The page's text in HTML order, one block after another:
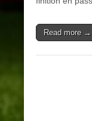
Read more →